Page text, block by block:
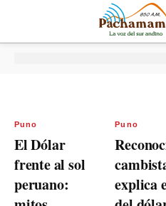
Puno
El Dólar
frente al sol
peruano:
Puno
explica